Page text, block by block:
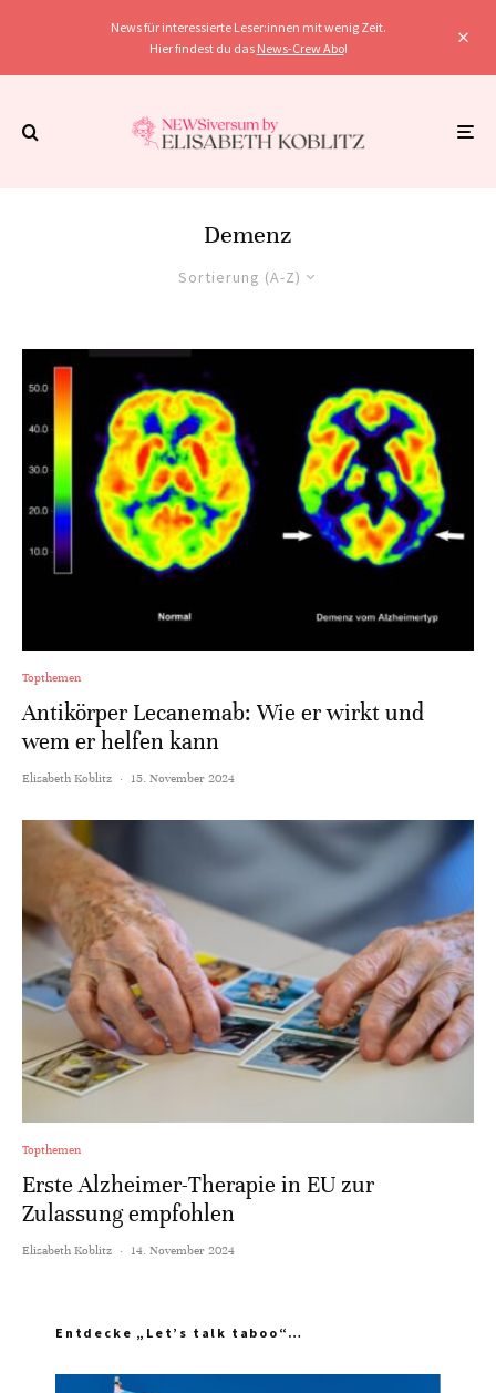
News für interessierte Leser:innen mit wenig Zeit.
Hier findest du das News-Crew Abo!
Demenz
Sortierung (A-Z)
Topthemen
Antikörper Lecanemab: Wie er wirkt und
wem er helfen kann
Elisabeth Koblitz · 15. November 2024
Topthemen
Erste Alzheimer-Therapie in EU zur
Zulassung empfohlen
Elisabeth Koblitz · 14. November 2024
Entdecke „Let’s talk taboo“…